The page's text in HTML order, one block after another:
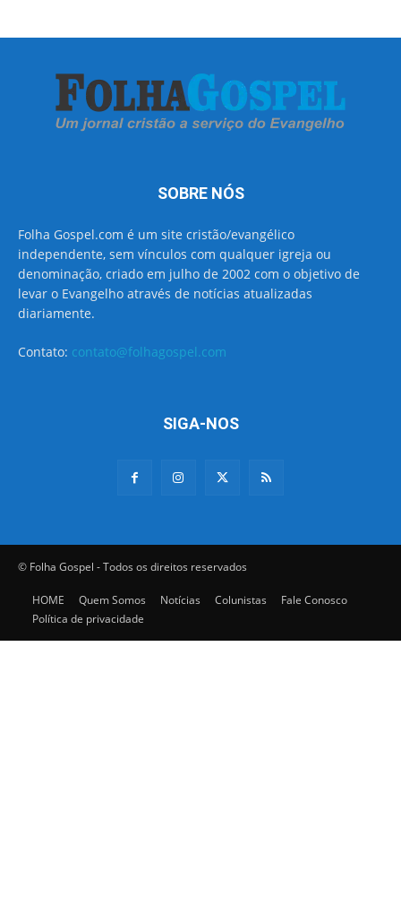
SOBRE NÓS
Folha Gospel.com é um site cristão/evangélico
independente, sem vínculos com qualquer igreja ou
denominação, criado em julho de 2002 com o objetivo de
levar o Evangelho através de notícias atualizadas
diariamente.
Contato: contato@folhagospel.com
SIGA-NOS
© Folha Gospel - Todos os direitos reservados
HOME Quem Somos Notícias Colunistas
Fale Conosco
Política de privacidade